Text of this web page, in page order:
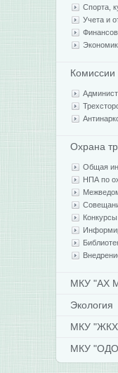
Спорта,
Учета и
Комиссии
Охрана
Общая
НПА по
МКУ "АХ
Экология
МКУ "ЖКХ
МКУ